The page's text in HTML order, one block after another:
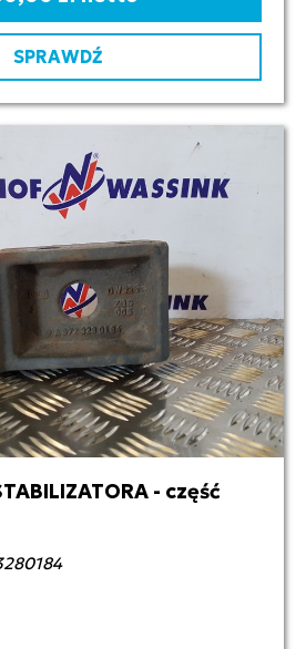
SPRAWDŹ
- część